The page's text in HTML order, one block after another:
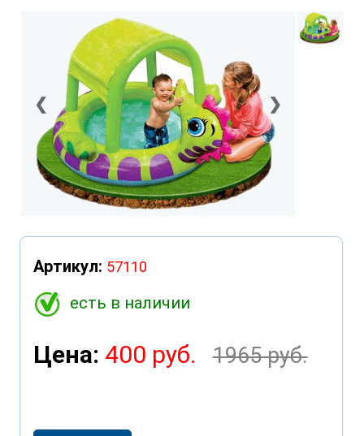
❮ ❯
Артикул: 57110
есть в наличии
Цена: 400 руб. 1965 руб.